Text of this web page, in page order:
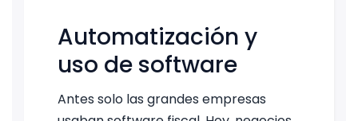
Automatización y
uso de software
Antes solo las grandes empresas